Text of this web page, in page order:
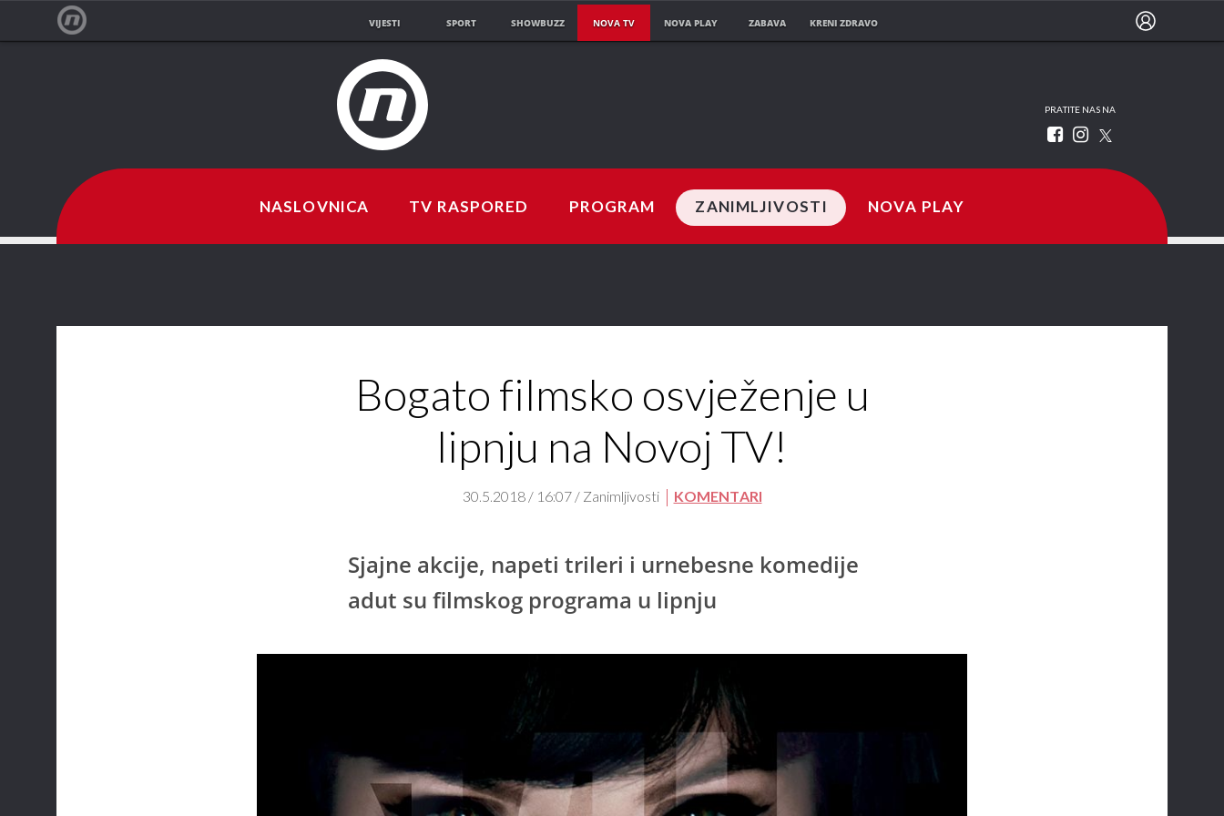
VIJESTI SPORT SHOWBUZZ NOVA TV NOVA PLAY ZABAVA KRENI ZDRAVO
PRATITE NAS NA
NASLOVNICA TV RASPORED PROGRAM ZANIMLJIVOSTI NOVA PLAY
Bogato filmsko osvježenje u
lipnju na Novoj TV!
30.5.2018 / 16:07 / Zanimljivosti KOMENTARI
Sjajne akcije, napeti trileri i urnebesne komedije
adut su filmskog programa u lipnju